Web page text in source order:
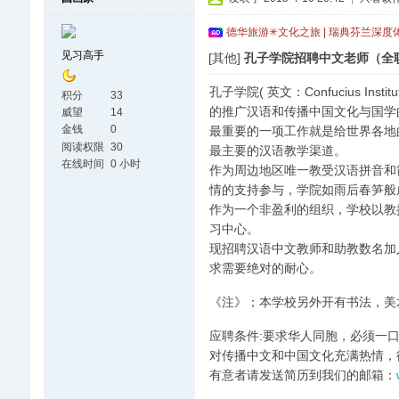
见习高手
积分
33
威望
14
金钱
0
阅读权限 30
在线时间 0 小时
德华旅游✳文化之旅 | 瑞典芬兰深度
[其他] 孔子学院招聘中文老师（全
孔子学院( 英文：Confucius
的推广汉语和传播中国文化与国
最重要的一项工作就是给世界各
最主要的汉语教学渠道。
作为周边地区唯一教受汉语拼音
情的支持参与，学院如雨后春笋
作为一个非盈利的组织，学校以
习中心。
现招聘汉语中文教师和助教数名
求需要绝对的耐心。
《注》；本学校另外开有书法，
应聘条件:要求华人同胞，必须一
对传播中文和中国文化充满热情
有意者请发送简历到我们的邮箱：